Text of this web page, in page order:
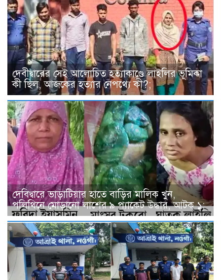
দেবীদ্বারের সেই আলোচিত হত্যাকাণ্ডে লাইলির ভূমিকা
কী ছিল, আজকের হত্যার নেপথ্যে কী?;
দেবিদ্বারে ভাড়াটিয়ার হাতে বাড়ির মালিক খুন,
পলিথিনে মোড়ানো লাশের ৯ প্যাকেট উদ্ধার, আটক ১;